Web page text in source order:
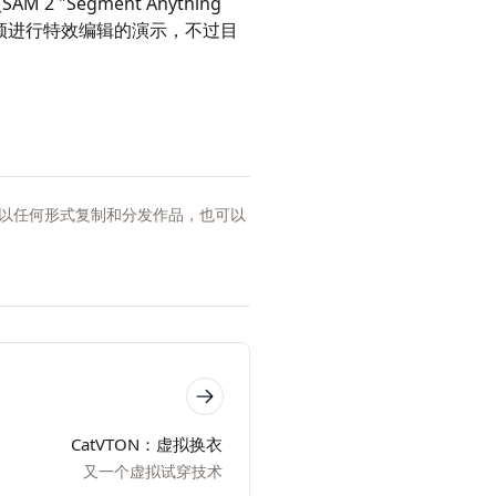
行特效编辑的演示，不过目
任何形式复制和分发作品，也可以
CatVTON：虚拟换衣
又一个虚拟试穿技术